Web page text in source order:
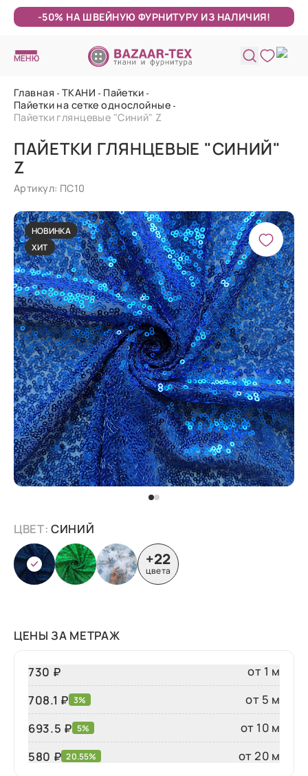
-50% НА ШВЕЙНУЮ ФУРНИТУРУ ИЗ НАЛИЧИЯ!
МЕНЮ
Главная ТКАНИ
Пайетки
Пайетки на сетке однослойные
Пайетки глянцевые "Синий" Z
ПАЙЕТКИ ГЛЯНЦЕВЫЕ "СИНИЙ"
Z
Артикул: ПС10
НОВИНКА
ХИТ
ЦВЕТ:СИНИЙ
+22
цвета
ЦЕНЫ ЗА МЕТРАЖ
730 ₽
от 1 м
708.1 ₽ 3%
от 5 м
693.5 ₽ 5%
от 10 м
580 ₽ 20.55% от 20 м